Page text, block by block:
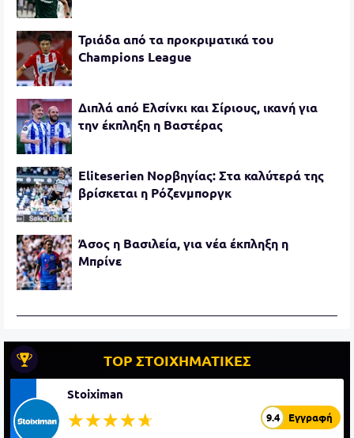
Τριάδα από τα προκριματικά του
Champions League
Διπλά από Ελσίνκι και Σίριους, ικανή για
την έκπληξη η Βαστέρας
Eliteserien Νορβηγίας: Στα καλύτερά της
βρίσκεται η Ρόζενμποργκ
Άσος η Βασιλεία, για νέα έκπληξη η
Μπρίνε
TOP ΣΤΟΙΧΗΜΑΤΙΚΕΣ
Stoiximan
☆☆☆☆☆
★★★★★ 9.4 Εγγραφή